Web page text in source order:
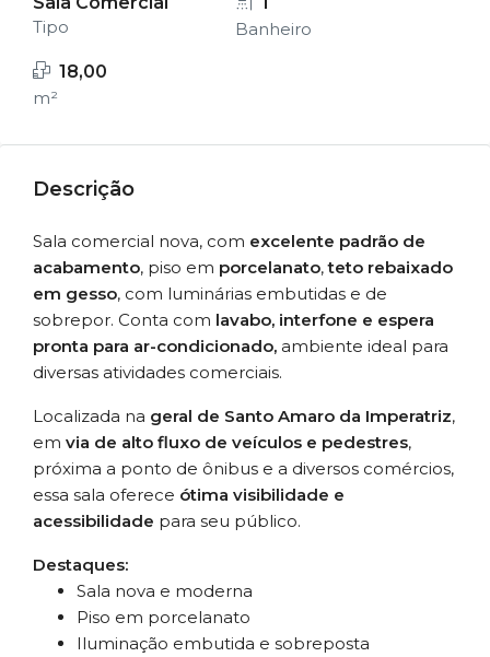
Tipo
Banheiro
18,00
m²
Descrição
Sala comercial nova, com excelente padrão de
acabamento, piso em porcelanato,teto rebaixado
em gesso, com luminárias embutidas e de
sobrepor. Conta com lavabo, interfone e espera
pronta para ar-condicionado, ambiente ideal para
diversas atividades comerciais.
Localizada na geral de Santo Amaro da Imperatriz,
em via de alto fluxo de veículos e pedestres,
próxima a ponto de ônibus e a diversos comércios,
essa sala oferece ótima visibilidade e
acessibilidade para seu público.
Destaques:
Sala nova e moderna
Piso em porcelanato
Iluminação embutida e sobreposta